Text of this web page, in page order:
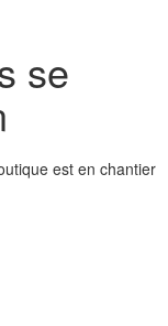
se
est en chantier